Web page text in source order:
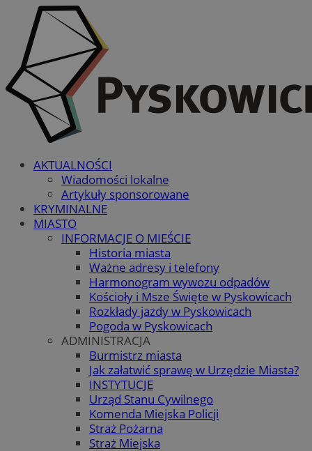
AKTUALNOŚCI
Wiadomości lokalne
Artykuły sponsorowane
KRYMINALNE
MIASTO
INFORMACJE O MIEŚCIE
Historia miasta
Ważne adresy i telefony
Harmonogram wywozu odpadów
Kościoły i Msze Święte w Pyskowicach
Rozkłady jazdy w Pyskowicach
Pogoda w Pyskowicach
ADMINISTRACJA
Burmistrz miasta
Jak załatwić sprawę w Urzędzie Miasta?
INSTYTUCJE
Urząd Stanu Cywilnego
Komenda Miejska Policji
Straż Pożarna
Straż Miejska